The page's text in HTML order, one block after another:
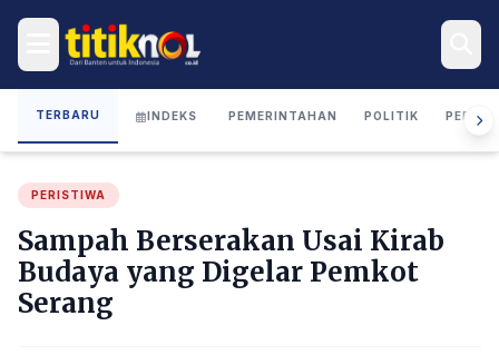
TERBARU INDEKS PEMERINTAHAN POLITIK
PERISTIWA
Sampah Berserakan Usai Kirab
Budaya yang Digelar Pemkot
Serang